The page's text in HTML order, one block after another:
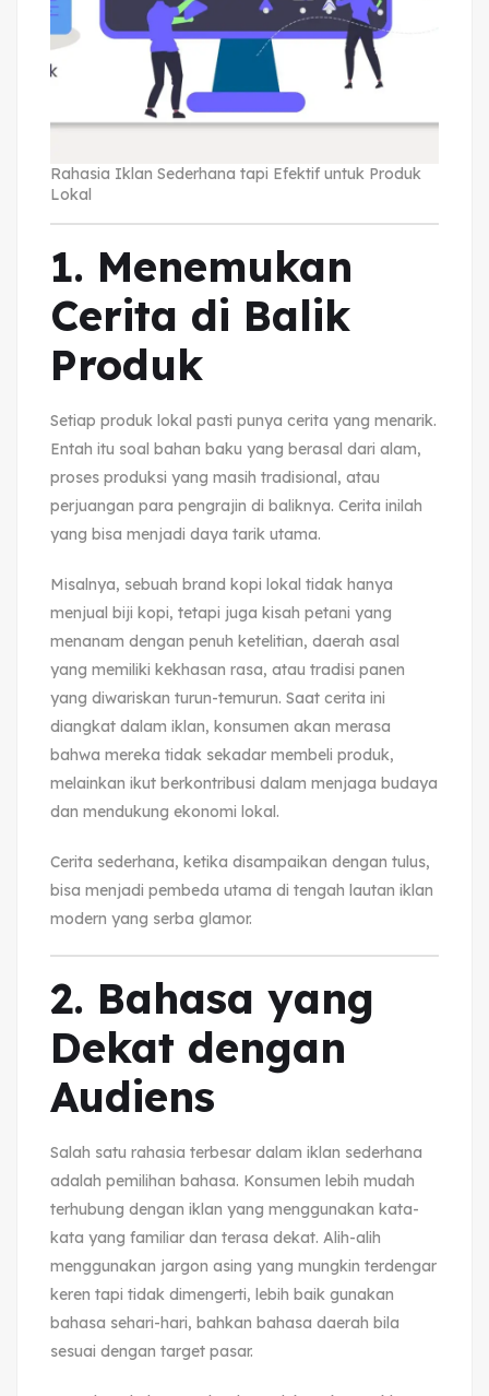
Rahasia Iklan Sederhana tapi Efektif untuk Produk
Lokal
1. Menemukan
Cerita di Balik
Produk
Setiap produk lokal pasti punya cerita yang menarik.
Entah itu soal bahan baku yang berasal dari alam,
proses produksi yang masih tradisional, atau
perjuangan para pengrajin di baliknya. Cerita inilah
yang bisa menjadi daya tarik utama.
Misalnya, sebuah brand kopi lokal tidak hanya
menjual biji kopi, tetapi juga kisah petani yang
menanam dengan penuh ketelitian, daerah asal
yang memiliki kekhasan rasa, atau tradisi panen
yang diwariskan turun-temurun. Saat cerita ini
diangkat dalam iklan, konsumen akan merasa
bahwa mereka tidak sekadar membeli produk,
melainkan ikut berkontribusi dalam menjaga budaya
dan mendukung ekonomi lokal.
Cerita sederhana, ketika disampaikan dengan tulus,
bisa menjadi pembeda utama di tengah lautan iklan
modern yang serba glamor.
2. Bahasa yang
Dekat dengan
Audiens
Salah satu rahasia terbesar dalam iklan sederhana
adalah pemilihan bahasa. Konsumen lebih mudah
terhubung dengan iklan yang menggunakan kata-
kata yang familiar dan terasa dekat. Alih-alih
menggunakan jargon asing yang mungkin terdengar
keren tapi tidak dimengerti, lebih baik gunakan
bahasa sehari-hari, bahkan bahasa daerah bila
sesuai dengan target pasar.